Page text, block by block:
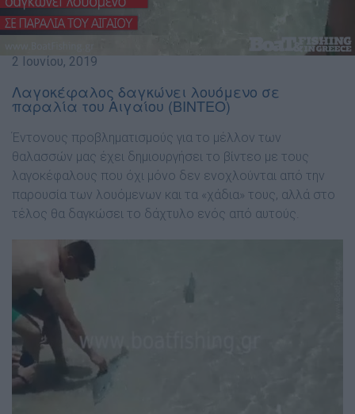
2 Ιουνίου, 2019
Λαγοκέφαλος δαγκώνει λουόμενο σε
παραλία του Αιγαίου (ΒΙΝΤΕΟ)
Έντονους προβληματισμούς για το μέλλον των
θαλασσών μας έχει δημιουργήσει το βίντεο με τους
λαγοκέφαλους που όχι μόνο δεν ενοχλούνται από την
παρουσία των λουόμενων και τα «χάδια» τους, αλλά στο
τέλος θα δαγκώσει το δάχτυλο ενός από αυτούς.